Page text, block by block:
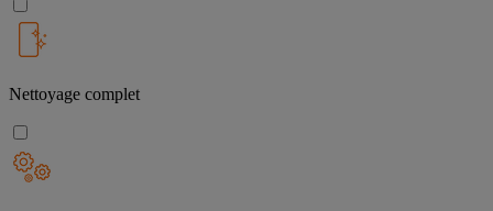
Nettoyage complet